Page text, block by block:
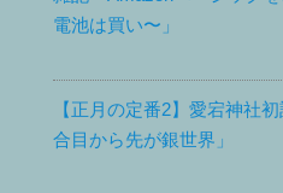
電池は買い〜」
【正月の定番2】愛宕神社
合目から先が銀世界」